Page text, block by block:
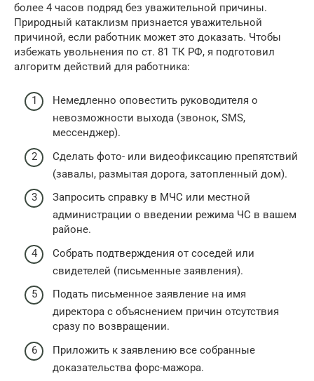
более 4 часов подряд без уважительной причины.
Природный катаклизм признается уважительной
причиной, если работник может это доказать. Чтобы
избежать увольнения по ст. 81 ТК РФ, я подготовил
алгоритм действий для работника:
Немедленно оповестить руководителя о
невозможности выхода (звонок, SMS,
мессенджер).
Сделать фото- или видеофиксацию препятствий
(завалы, размытая дорога, затопленный дом).
Запросить справку в МЧС или местной
администрации о введении режима ЧС в вашем
районе.
Собрать подтверждения от соседей или
свидетелей (письменные заявления).
Подать письменное заявление на имя
директора с объяснением причин отсутствия
сразу по возвращении.
Приложить к заявлению все собранные
доказательства форс-мажора.